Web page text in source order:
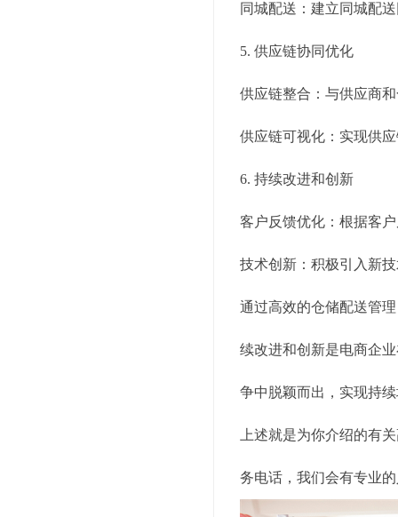
同城配送：建立同城配
5. 供应链协同优化
供应链整合：与供应商
供应链可视化：实现供
6. 持续改进和创新
客户反馈优化：根据客
技术创新：积极引入新
通过高效的仓储配送管
续改进和创新是电商企
争中脱颖而出，实现持
上述就是为你介绍的有
务电话，我们会有专业